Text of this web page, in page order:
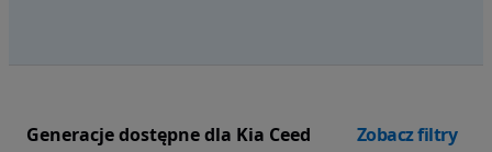
Generacje dostępne dla Kia Ceed Zobacz filtry